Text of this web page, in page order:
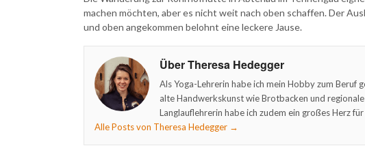
machen möchten, aber es nicht weit nach oben schaffen. Der
und oben angekommen belohnt eine leckere Jause.
Über Theresa Hedegger
Als Yoga-Lehrerin habe ich mein Hobby zum Beruf
alte Handwerkskunst wie Brotbacken und
Langlauflehrerin habe ich zudem ein großes Herz für
Alle Posts von Theresa Hedegger →